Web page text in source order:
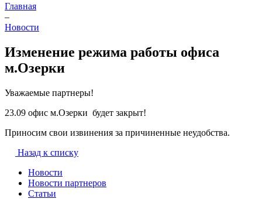
Главная
–
Новости
Изменение режима работы офиса
м.Озерки
Уважаемые партнеры!
23.09 офис м.Озерки будет закрыт!
Приносим свои извинения за причиненные неудобства.
Назад к списку
Новости
Новости партнеров
Статьи